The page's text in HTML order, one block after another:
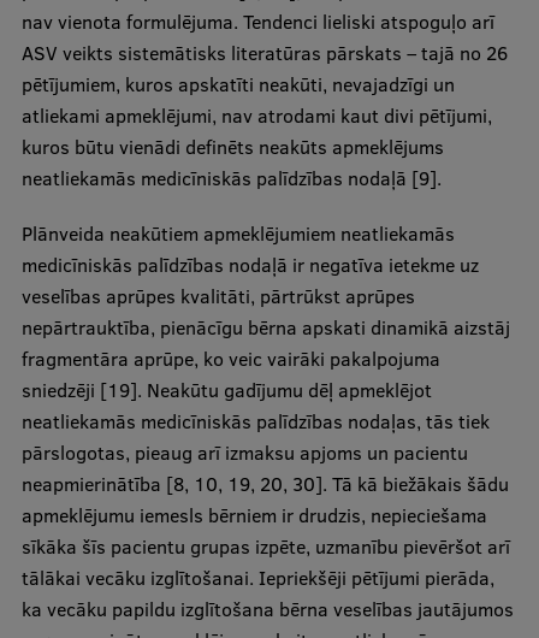
nav vienota formulējuma. Tendenci lieliski atspoguļo arī
ASV veikts sistemātisks literatūras pārskats – tajā no 26
pētījumiem, kuros apskatīti neakūti, nevajadzīgi un
atliekami apmeklējumi, nav atrodami kaut divi pētījumi,
kuros būtu vienādi definēts neakūts apmeklējums
neatliekamās medicīniskās palīdzības nodaļā [9].
Plānveida neakūtiem apmeklējumiem neatliekamās
medicīniskās palīdzības nodaļā ir negatīva ietekme uz
veselības aprūpes kvalitāti, pārtrūkst aprūpes
nepārtrauktība, pienācīgu bērna apskati dinamikā aizstāj
fragmentāra aprūpe, ko veic vairāki pakalpojuma
sniedzēji [19]. Neakūtu gadījumu dēļ apmeklējot
neatliekamās medicīniskās palīdzības nodaļas, tās tiek
pārslogotas, pieaug arī izmaksu apjoms un pacientu
neapmierinātība [8, 10, 19, 20, 30]. Tā kā biežākais šādu
apmeklējumu iemesls bērniem ir drudzis, nepieciešama
sīkāka šīs pacientu grupas izpēte, uzmanību pievēršot arī
tālākai vecāku izglītošanai. Iepriekšēji pētījumi pierāda,
ka vecāku papildu izglītošana bērna veselības jautājumos